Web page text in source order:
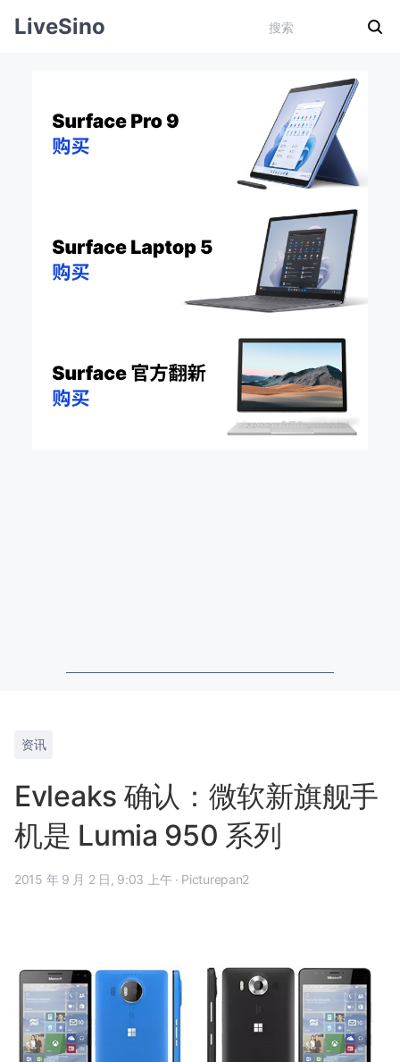
LiveSino
资讯
Evleaks 确认：微软新旗舰手
机是 Lumia 950 系列
2015 年 9 月 2 日, 9:03 上午 · Picturepan2